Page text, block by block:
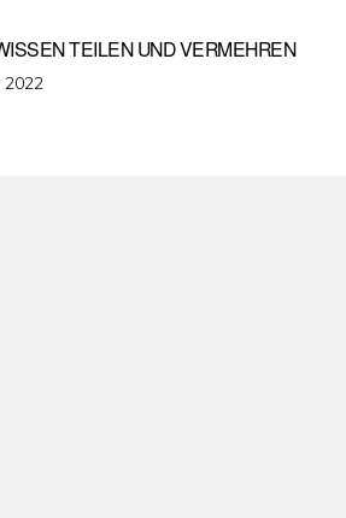
TEILEN UND VERMEHREN